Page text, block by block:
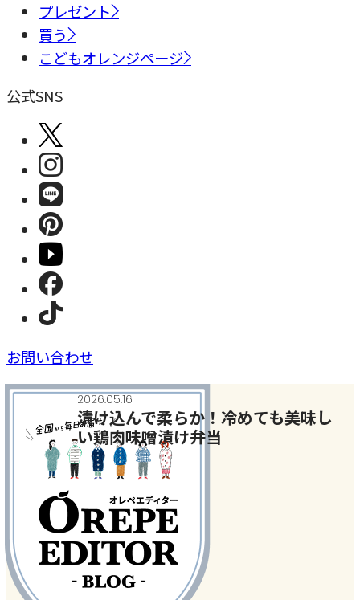
プレゼント
買う
こどもオレンジページ
公式SNS
お問い合わせ
2026.05.16
漬け込んで柔らか！冷めても美味し
い鶏肉味噌漬け弁当
今日、何作った？
#お弁当#味噌#鶏肉